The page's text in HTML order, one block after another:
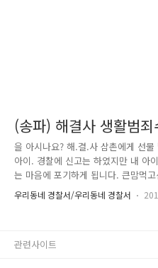
(송파) 해결사 생활범
을 아시나요? 해.결.사 삼촌에게 선
아이. 경찰에 신고는 하였지만 내 아
는 마음에 포기하게 됩니다. 큰맘먹
지 모르고 긁고 지나가 신경질 나는
지만, 바쁜 경찰관들을 보니 범인은
도, 차량 파손 등의 사건도 맡게 되는
우리동네 경찰서/우리동네 경찰서
관련사이트